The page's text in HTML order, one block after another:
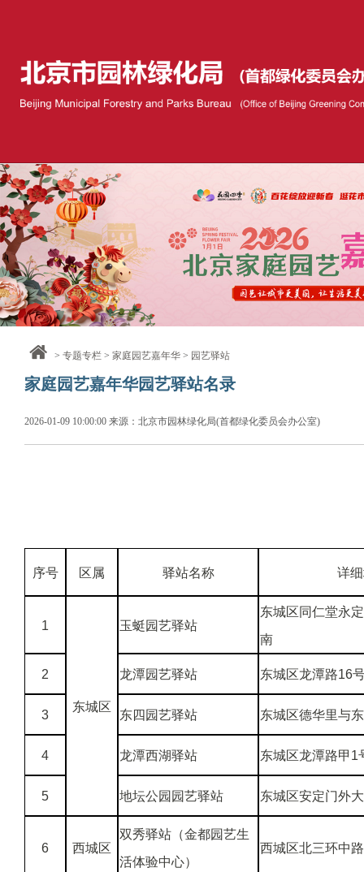
> 专题专栏> 家庭园艺嘉年华> 园艺驿站
家庭园艺嘉年华园艺驿站名录
2026-01-09 10:00:00 来源：北京市园林绿化局(首都绿化委员会办公室)
序号 区属 驿站名称 详
1
东城区
玉蜓园艺驿站
东城区同仁堂永
南
2 龙潭园艺驿站 东城区龙潭路16
3 东四园艺驿站 东城区德华里与
4 龙潭西湖驿站 东城区龙潭路甲1
5 地坛公园园艺驿站 东城区安定门外
6 西城区
双秀驿站（金都园艺生
活体验中心）
西城区北三环中